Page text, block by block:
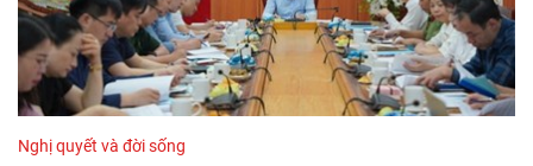
Nghị quyết và đời sống